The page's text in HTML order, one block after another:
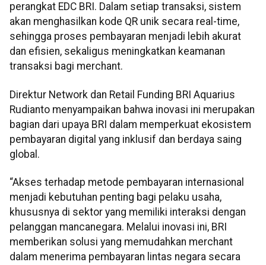
perangkat EDC BRI. Dalam setiap transaksi, sistem
akan menghasilkan kode QR unik secara real-time,
sehingga proses pembayaran menjadi lebih akurat
dan efisien, sekaligus meningkatkan keamanan
transaksi bagi merchant.
Direktur Network dan Retail Funding BRI Aquarius
Rudianto menyampaikan bahwa inovasi ini merupakan
bagian dari upaya BRI dalam memperkuat ekosistem
pembayaran digital yang inklusif dan berdaya saing
global.
“Akses terhadap metode pembayaran internasional
menjadi kebutuhan penting bagi pelaku usaha,
khususnya di sektor yang memiliki interaksi dengan
pelanggan mancanegara. Melalui inovasi ini, BRI
memberikan solusi yang memudahkan merchant
dalam menerima pembayaran lintas negara secara